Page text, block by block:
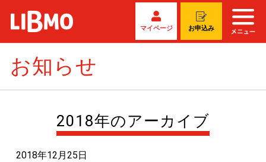
マイページ お申込み
お知らせ
2018年のアーカイブ
2018年12月25日